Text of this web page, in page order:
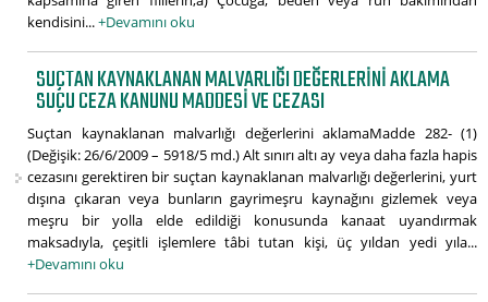
kendisini...+Devamını oku
SUÇTAN KAYNAKLANAN MALVARLIĞI DEĞERLERINI AKLAMA
SUÇU CEZA KANUNU MADDESI VE CEZASI
Suçtan kaynaklanan malvarlığı değerlerini aklamaMadde 282- (1)
(Değişik: 26/6/2009 – 5918/5 md.) Alt sınırı altı ay veya daha fazla hapis
cezasını gerektiren bir suçtan kaynaklanan malvarlığı değerlerini, yurt
dışına çıkaran veya bunların gayrimeşru kaynağını gizlemek veya
meşru bir yolla elde edildiği konusunda kanaat uyandırmak
maksadıyla, çeşitli işlemlere tâbi tutan kişi, üç yıldan yedi yıla...
+Devamını oku